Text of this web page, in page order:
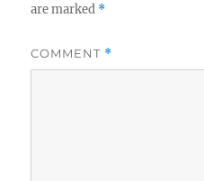
are marked *
COMMENT *